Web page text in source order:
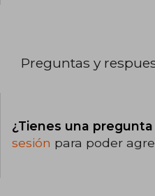
Preguntas y
¿Tienes una
sesión para poder